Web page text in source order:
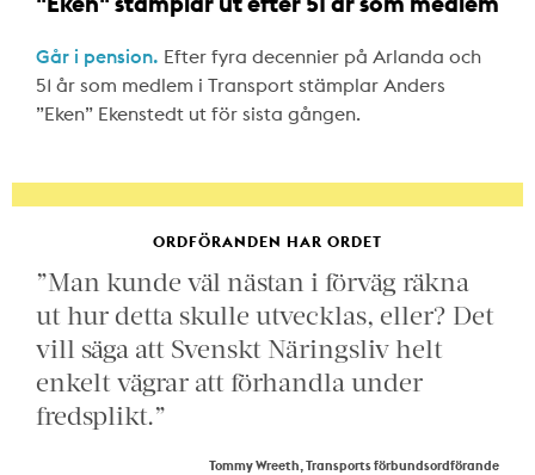
Går i pension. Efter fyra decennier på Arlanda och
51 år som medlem i Transport stämplar Anders
”Eken” Ekenstedt ut för sista gången.
ORDFÖRANDEN HAR ORDET
”Man kunde väl nästan i förväg räkna
ut hur detta skulle utvecklas, eller? Det
vill säga att Svenskt Näringsliv helt
enkelt vägrar att förhandla under
fredsplikt.”
Tommy Wreeth, Transports förbundsordförande